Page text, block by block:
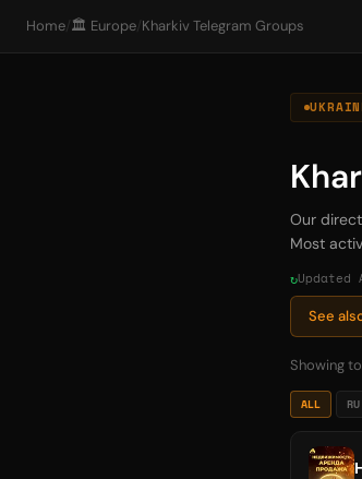
Home/ 🏛️ Europe/ Kharkiv Telegram Groups
Our
Most
Updated
See
Showing
ALL RU